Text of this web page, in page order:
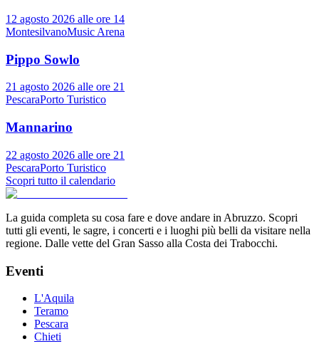
12 agosto 2026 alle ore 14
MontesilvanoMusic Arena
Pippo Sowlo
21 agosto 2026 alle ore 21
PescaraPorto Turistico
Mannarino
22 agosto 2026 alle ore 21
PescaraPorto Turistico
Scopri tutto il calendario
La guida completa su cosa fare e dove andare in Abruzzo. Scopri
tutti gli eventi, le sagre, i concerti e i luoghi più belli da visitare nella
regione. Dalle vette del Gran Sasso alla Costa dei Trabocchi.
Eventi
L'Aquila
Teramo
Pescara
Chieti